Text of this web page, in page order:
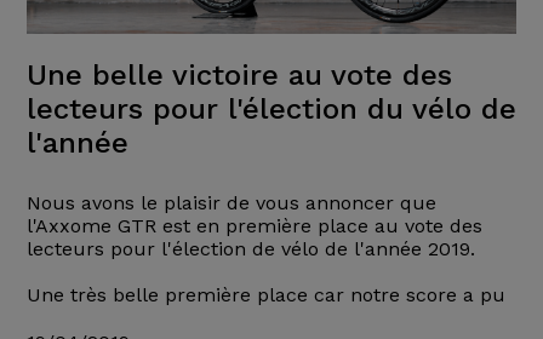
Une belle victoire au vote des
lecteurs pour l'élection du vélo de
l'année
Nous avons le plaisir de vous annoncer que
l'Axxome GTR est en première place au vote des
lecteurs pour l'élection de vélo de l'année 2019.
Une très belle première place car notre score a pu